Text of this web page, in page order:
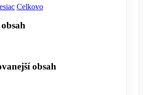
Celkovo
obsah